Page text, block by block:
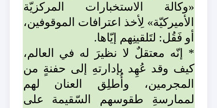
«وكالة الاستخبارات المركزيّة
الأميركيّة» لِأخذ اعترافات الموقوفين،
أو فَقُل: لتَلقينِهم إيّاها.
* إنّه معتقلٌ لا نظيرَ له في العالم،
كيف وقد عُهِد بإدارتهِ إلى حفنةٍ من
المجرمين، وأُطلِق العنان لهم
لممارسةِ طقوسهم السّقيمة على